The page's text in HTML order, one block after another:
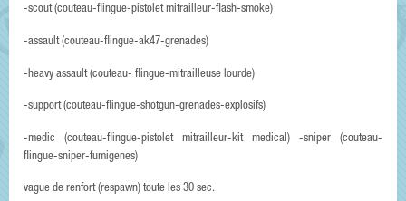
-scout (couteau-flingue-pistolet mitrailleur-flash-smoke)
-assault (couteau-flingue-ak47-grenades)
-heavy assault (couteau- flingue-mitrailleuse lourde)
-support (couteau-flingue-shotgun-grenades-explosifs)
-medic (couteau-flingue-pistolet mitrailleur-kit medical) -sniper (couteau-
flingue-sniper-fumigenes)
vague de renfort (respawn) toute les 30 sec.